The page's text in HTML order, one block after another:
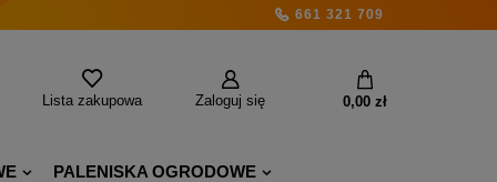
661 321 709
Zaloguj się
Lista zakupowa 0,00 zł
PALENISKA OGRODOWE